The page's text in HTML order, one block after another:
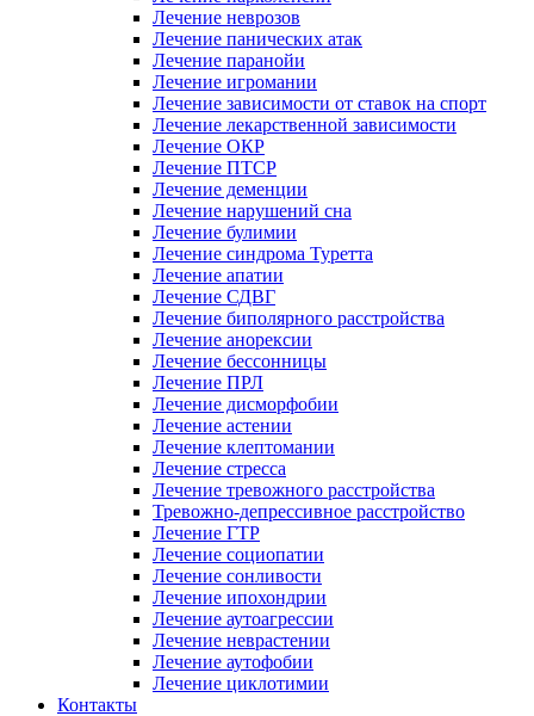
Лечение неврозов
Лечение панических атак
Лечение паранойи
Лечение игромании
Лечение зависимости от ставок на спорт
Лечение лекарственной зависимости
Лечение ОКР
Лечение ПТСР
Лечение деменции
Лечение нарушений сна
Лечение булимии
Лечение синдрома Туретта
Лечение апатии
Лечение СДВГ
Лечение биполярного расстройства
Лечение анорексии
Лечение бессонницы
Лечение ПРЛ
Лечение дисморфобии
Лечение астении
Лечение клептомании
Лечение стресса
Лечение тревожного расстройства
Тревожно-депрессивное расстройство
Лечение ГТР
Лечение социопатии
Лечение сонливости
Лечение ипохондрии
Лечение аутоагрессии
Лечение неврастении
Лечение аутофобии
Лечение циклотимии
Контакты